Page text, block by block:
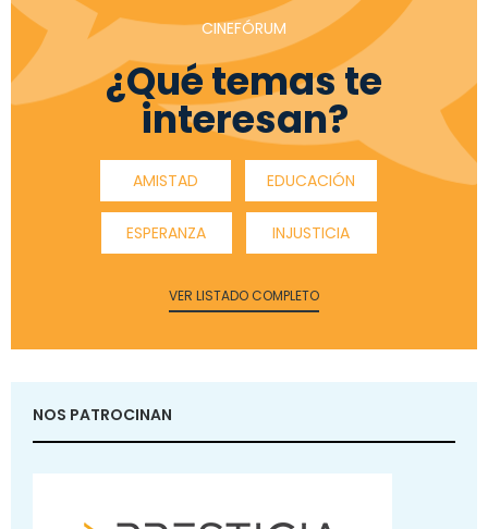
CINEFÓRUM
¿Qué temas te
interesan?
AMISTAD EDUCACIÓN
ESPERANZA INJUSTICIA
VER LISTADO COMPLETO
NOS PATROCINAN